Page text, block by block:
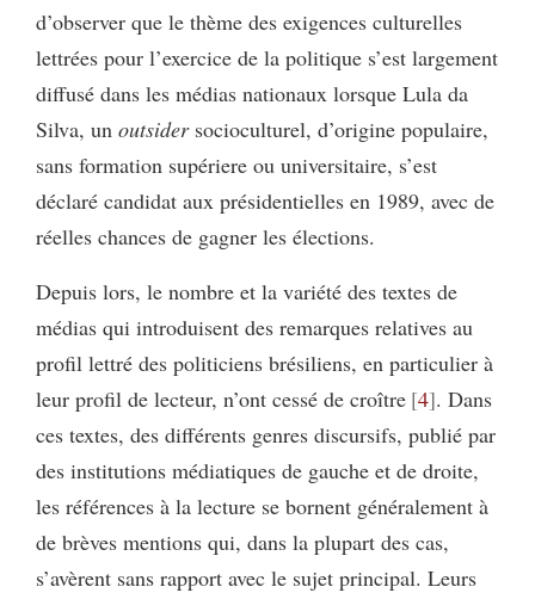
d’observer que le thème des exigences culturelles
lettrées pour l’exercice de la politique s’est largement
diffusé dans les médias nationaux lorsque Lula da
Silva, un outsidersocioculturel, d’origine populaire,
sans formation supériere ou universitaire, s’est
déclaré candidat aux présidentielles en 1989, avec de
réelles chances de gagner les élections.
Depuis lors, le nombre et la variété des textes de
médias qui introduisent des remarques relatives au
profil lettré des politiciens brésiliens, en particulier à
leur profil de lecteur, n’ont cessé de croître 4 . Dans
ces textes, des différents genres discursifs, publié par
des institutions médiatiques de gauche et de droite,
les références à la lecture se bornent généralement à
de brèves mentions qui, dans la plupart des cas,
s’avèrent sans rapport avec le sujet principal. Leurs